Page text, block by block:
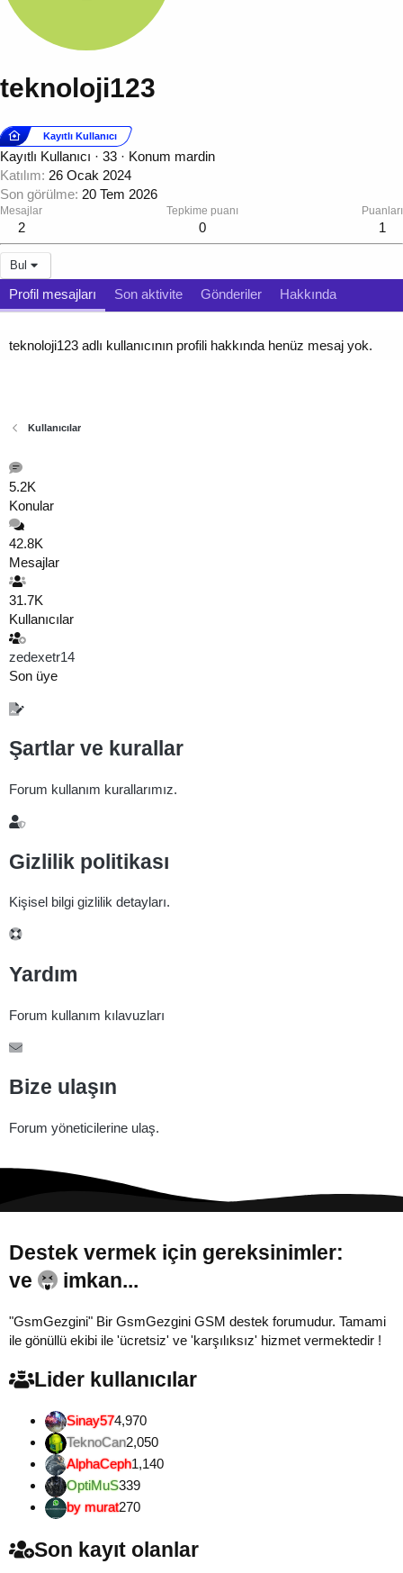
teknoloji123
Kayıtlı Kullanıcı
Kayıtlı Kullanıcı · 33 · Konum mardin
Katılım 26 Ocak 2024
Son görülme 20 Tem 2026
Mesajlar
2
Tepkime puanı
0
Puanları
1
Bul
Profil mesajları Son aktivite Gönderiler Hakkında
teknoloji123 adlı kullanıcının profili hakkında henüz mesaj yok.
Kullanıcılar
5.2K
Konular
42.8K
Mesajlar
31.7K
Kullanıcılar
zedexetr14
Son üye
Şartlar ve kurallar
Forum kullanım kurallarımız.
Gizlilik politikası
Kişisel bilgi gizlilik detayları.
Yardım
Forum kullanım kılavuzları
Bize ulaşın
Forum yöneticilerine ulaş.
Destek vermek için gereksinimler:
ve
imkan...
"GsmGezgini" Bir GsmGezgini GSM destek forumudur. Tamami
ile gönüllü ekibi ile 'ücretsiz' ve 'karşılıksız' hizmet vermektedir !
Lider kullanıcılar
Sinay574,970
TeknoCan2,050
AlphaCeph1,140
OptiMuS339
by murat270
Son kayıt olanlar